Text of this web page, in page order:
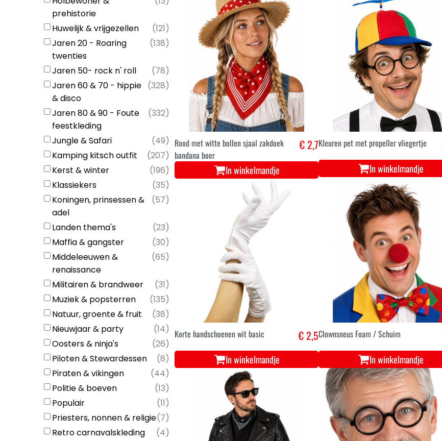
prehistorie
Huwelijk & vrijgezellen (121)
Jaren 20 - Roaring
twenties
(138)
Jaren 50- rock n' roll (78)
Jaren 60 & 70 - hippie
& disco
(328)
Jaren 80 & 90 - Foute
feestkleding
(332)
Jungle & Safari (49)
Kamping kitsch outfit
(207)
Kerst & winter
(196)
Klassiekers
(35)
Koningen, prinsessen &
adel
(57)
Landen thema's (23)
Maffia & gangster
(30)
Middeleeuwen &
renaissance
(65)
Militairen & brandweer (31)
Muziek & popsterren
(135)
Natuur, groente & fruit
(38)
Nieuwjaar & party
(14)
Oosters & ninja's
(26)
Piloten & Stewardessen
(8)
Piraten & vikingen
(44)
Politie & boeven
(13)
Populair
(11)
Priesters, nonnen & religie(7)
Retro carnavalskleding
(4)
Rood met witte bollen sjaal zakdoek
bandana boer
€ 2,7
In winkelmandje
Kleuren pet met propeller vliegertje
In winkelmandje
Korte handschoenen wit basic € 2,5
In winkelmandje
Clownsneus Foam / Schuim
In winkelmandje